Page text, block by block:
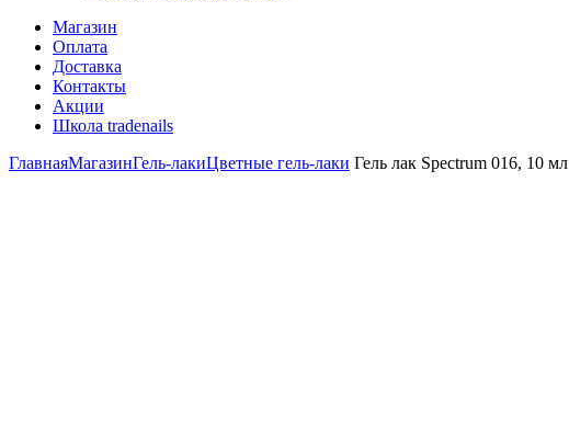
Магазин
Оплата
Доставка
Контакты
Акции
Школа tradenails
ГлавнаяМагазинГель-лакиЦветные гель-лаки Гель лак Spectrum 016, 10 мл